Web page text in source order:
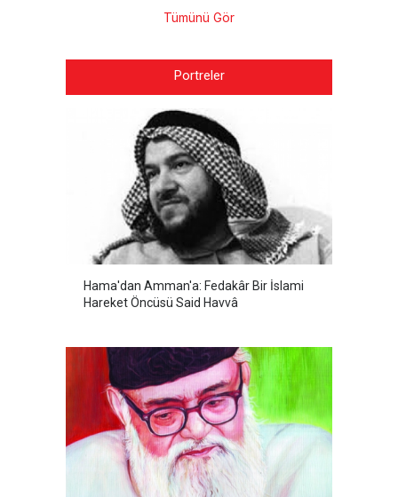
Tümünü Gör
Portreler
Hama'dan Amman'a: Fedakâr Bir İslami
Hareket Öncüsü Said Havvâ